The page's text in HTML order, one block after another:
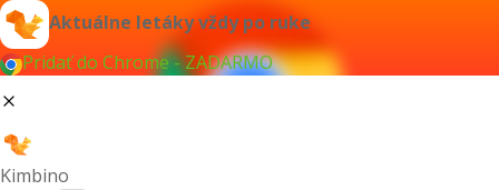
Aktuálne letáky vždy po ruke
Pridať do Chrome - ZADARMO
Kimbino